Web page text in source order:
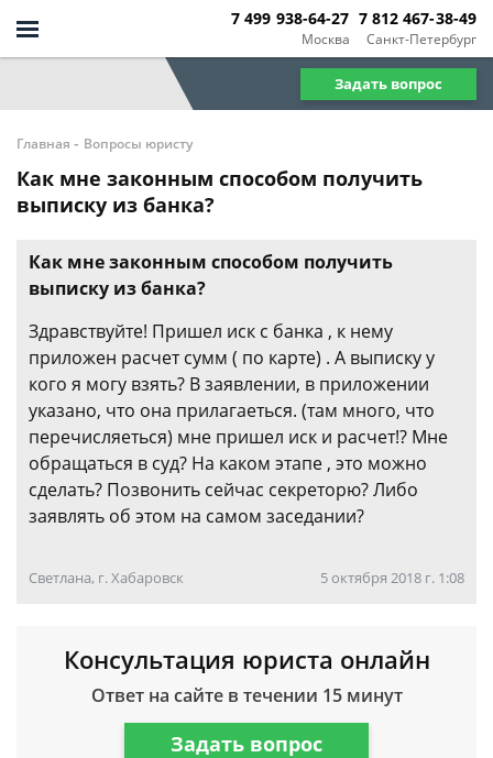
Москва
7 499 938-64-27
Санкт-Петербург
7 812 467-38-49
Задать вопрос
Главная - Вопросы юристу
Как мне законным способом получить
выписку из банка?
Как мне законным способом получить
выписку из банка?
Здравствуйте! Пришел иск с банка , к нему
приложен расчет сумм ( по карте) . А выписку у
кого я могу взять? В заявлении, в приложении
указано, что она прилагаеться. (там много, что
перечисляеться) мне пришел иск и расчет!? Мне
обращаться в суд? На каком этапе , это можно
сделать? Позвонить сейчас секреторю? Либо
заявлять об этом на самом заседании?
Светлана, г. Хабаровск 5 октября 2018 г. 1:08
Консультация юриста онлайн
Ответ на сайте в течении 15 минут
Задать вопрос